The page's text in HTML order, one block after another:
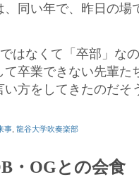
同い年で、昨日の場
はなくて「卒部」な
て卒業できない先輩た
い方をしてきたのだそ
事 龍谷大学吹奏楽部
・OGとの会食